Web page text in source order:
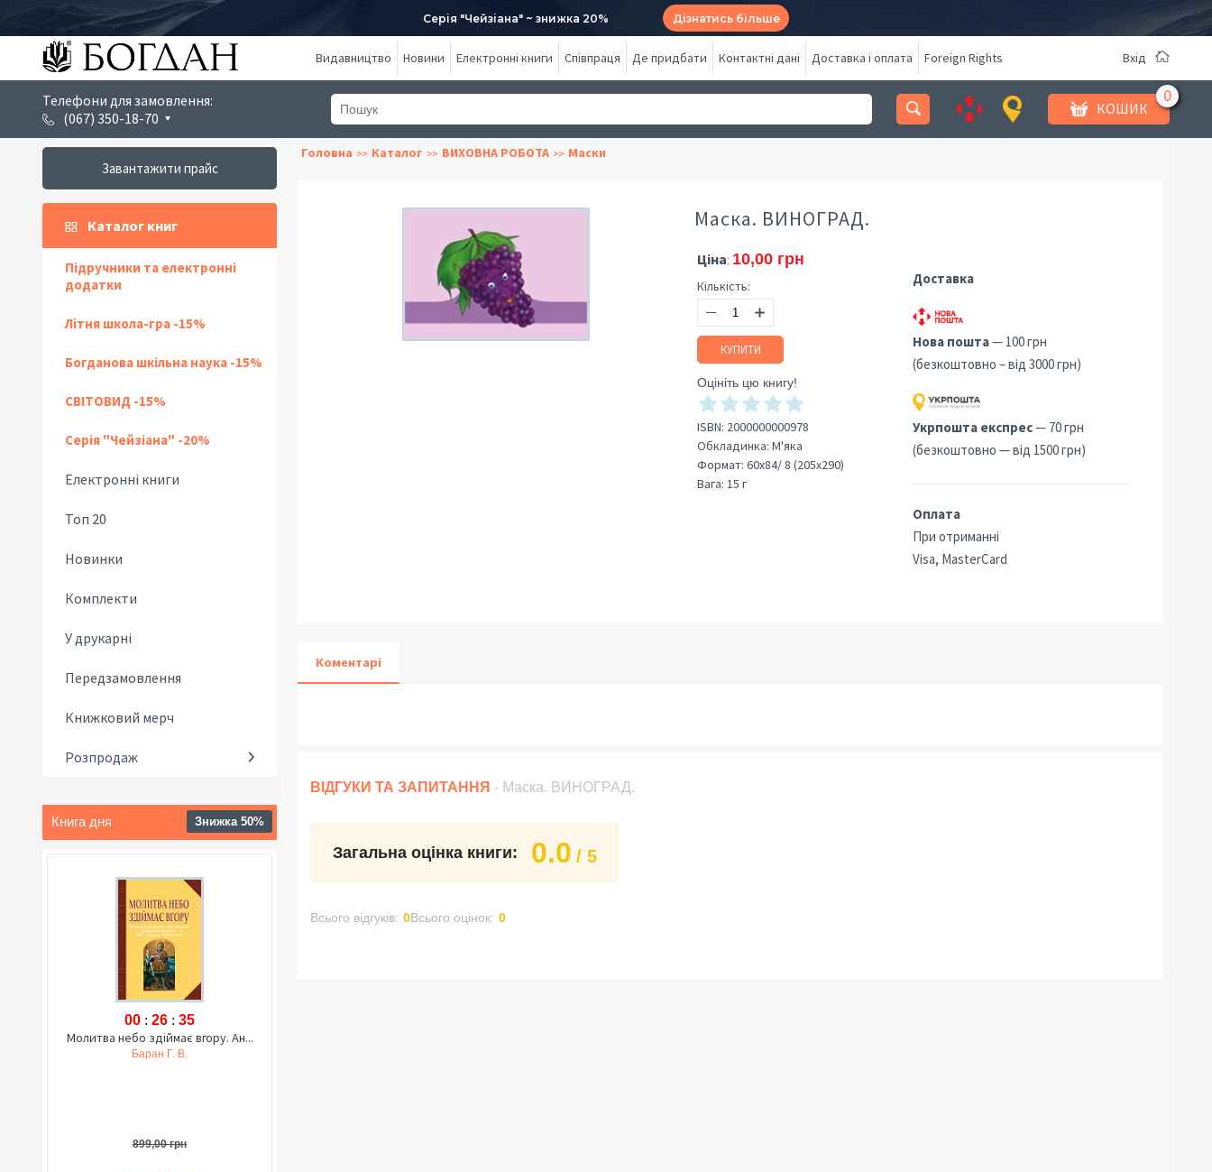
Серія "Чейзіана" ~ знижка 20% Дізнатись більше
Видавництво Новини Електронні книги Співпраця Де придбати Контактні дані Доставка і оплата Foreign Rights Вхід
Телефони для замовлення:
(067) 350-18-70
КОШИК
Завантажити прайс
Каталог книг
Підручники та електронні
додатки
Літня школа-гра -15%
Богданова шкільна наука -15%
СВІТОВИД -15%
Серія "Чейзіана" -20%
Електронні книги
Топ 20
Новинки
Комплекти
У друкарні
Передзамовлення
Книжковий мерч
Розпродаж
Книга дня Знижка 50%
00 : 26 : 34
Молитва небо здіймає вгору. Ан...
Баран Г. В.
899,00 грн
Головна Каталог ВИХОВНА РОБОТА Маски
Маска. ВИНОГРАД.
Ціна: 10,00 грн
Кількість:
КУПИТИ
Оцініть цю книгу!
ISBN: 2000000000978
Обкладинка: М'яка
Формат: 60х84/ 8 (205х290)
Вага: 15 г
Доставка
Нова пошта— 100 грн
(безкоштовно – від 3000 грн)
Укрпошта експрес— 70 грн
(безкоштовно — від 1500 грн)
Оплата
При отриманні
Visa, MasterCard
Коментарі
ВІДГУКИ ТА ЗАПИТАННЯ - Маска. ВИНОГРАД.
Загальна оцінка книги: 0.0 / 5
Всього відгуків: 0Всього оцінок: 0